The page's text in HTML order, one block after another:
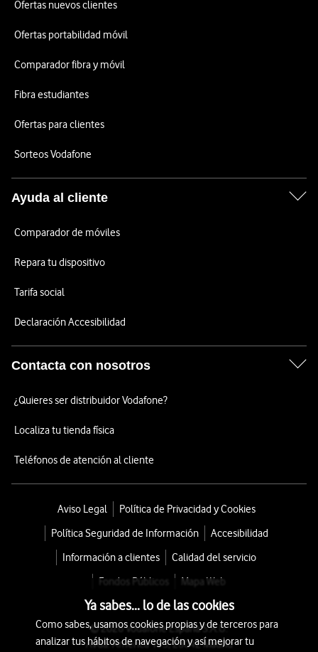
Ofertas nuevos clientes
Ofertas portabilidad móvil
Comparador fibra y móvil
Fibra estudiantes
Ofertas para clientes
Sorteos Vodafone
Ayuda al cliente
Comparador de móviles
Repara tu dispositivo
Tarifa social
Declaración Accesibilidad
Contacta con nosotros
¿Quieres ser distribuidor Vodafone?
Localiza tu tienda física
Teléfonos de atención al cliente
Aviso Legal
Política de Privacidad y Cookies
Política Seguridad de Información
Accesibilidad
Información a clientes
Calidad del servicio
Fondos Públicos
Mapa Web
© 2026 Vodafone España S.A.U.
Avda. América 115, 28042 Madrid
Ya sabes... lo de las cookies
Como sabes, usamos cookies propias y de terceros para
analizar tus hábitos de navegación y así mejorar tu